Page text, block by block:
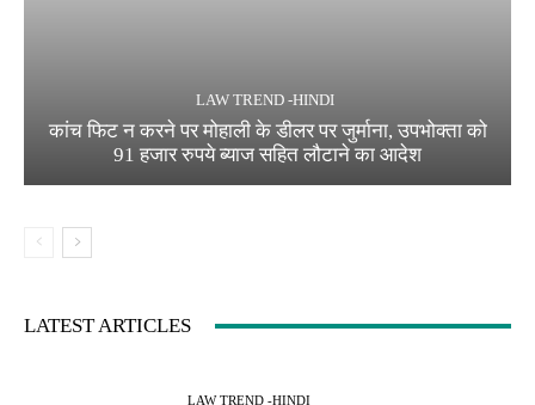
LAW TREND -HINDI
कांच फिट न करने पर मोहाली के डीलर पर जुर्माना, उपभोक्ता को
91 हजार रुपये ब्याज सहित लौटाने का आदेश
LATEST ARTICLES
LAW TREND -HINDI